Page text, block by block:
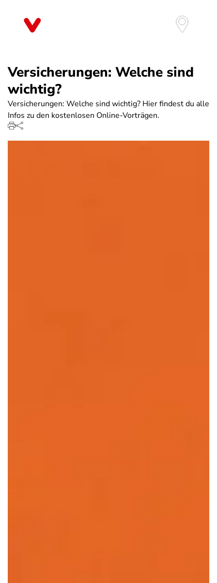
Versicherungen: Welche sind
wichtig?
Versicherungen: Welche sind wichtig? Hier findest du alle
Infos zu den kostenlosen Online-Vorträgen.